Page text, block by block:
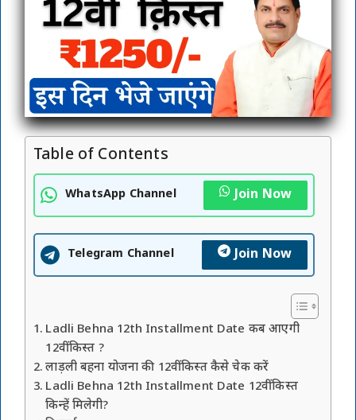
Table of Contents
WhatsApp Channel Join Now
Telegram Channel Join Now
Ladli Behna 12th Installment Date कब आएगी
12वीं किस्त ?
लाड़ली बहना योजना की 12वीं किस्त कैसे चेक करें
Ladli Behna 12th Installment Date 12वीं किस्त
किन्हें मिलेगी?